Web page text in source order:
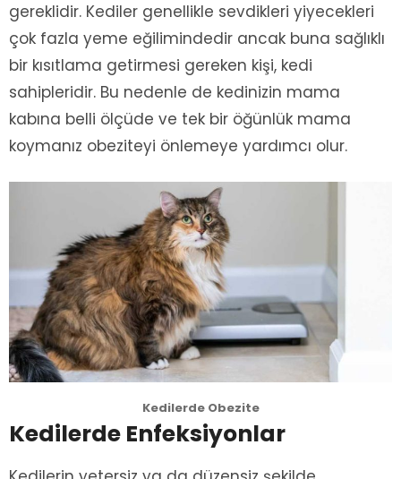
gereklidir. Kediler genellikle sevdikleri yiyecekleri
çok fazla yeme eğilimindedir ancak buna sağlıklı
bir kısıtlama getirmesi gereken kişi, kedi
sahipleridir. Bu nedenle de kedinizin mama
kabına belli ölçüde ve tek bir öğünlük mama
koymanız obeziteyi önlemeye yardımcı olur.
Kedilerde Obezite
Kedilerde Enfeksiyonlar